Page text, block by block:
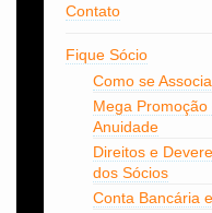
Contato
Fique Sócio
Como se
Mega Promoção
Anuidade
Direitos e
dos Sócios
Conta Bancária